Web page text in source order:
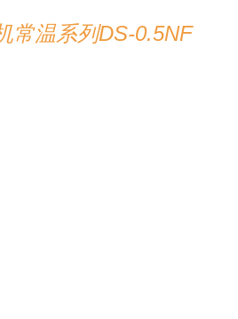
常温系列DS-0.5NF